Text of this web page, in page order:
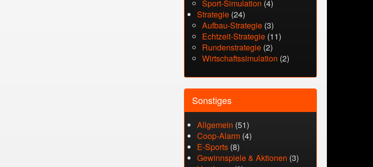
Sport-Simulation (4)
Strategie (24)
Aufbau-Strategie (3)
Echtzeit-Strategie (11)
Rundenstrategie (2)
Wirtschaftssimulation (2)
Sonstiges
Allgemein (51)
Coop-Alarm (4)
E-Sports (8)
Gewinnspiele & Aktionen (3)